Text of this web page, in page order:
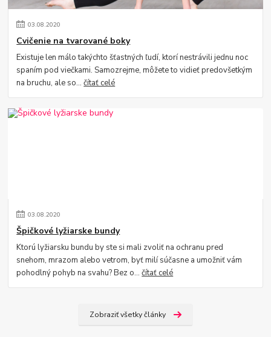
03.08.2020
Cvičenie na tvarované boky
Existuje len málo takýchto šťastných ľudí, ktorí nestrávili jednu noc
spaním pod viečkami. Samozrejme, môžete to vidieť predovšetkým
na bruchu, ale so...čítať celé
03.08.2020
Špičkové lyžiarske bundy
Ktorú lyžiarsku bundu by ste si mali zvoliť na ochranu pred
snehom, mrazom alebo vetrom, byť milí súčasne a umožniť vám
pohodlný pohyb na svahu? Bez o...čítať celé
Zobraziť všetky články